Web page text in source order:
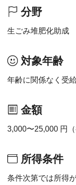
分野
生ごみ堆肥化助成
対象年齢
年齢に関係なく受
金額
3,000〜25,000 円
所得条件
条件次第では所得